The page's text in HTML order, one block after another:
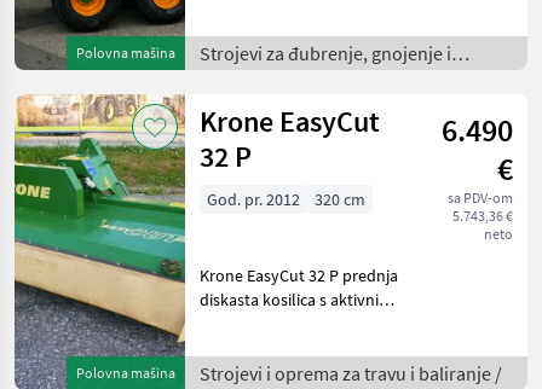
Polovna mašina
osovinom, hidrauličnom
vučnom osovinom,
zračnim kočnic
Strojevi za đubrenje, gnojenje i
navodnjavanje /
Polovna mašina
Krone EasyCut
32 P
6.490
€
sa PDV-om
5.743,36 €
neto
God. pr. 2012 320 cm
Krone EasyCut 32 P prednja
diskasta kosilica s aktivnim
trokutastu vuču, sustav
Strojevi i oprema za travu i baliranje /